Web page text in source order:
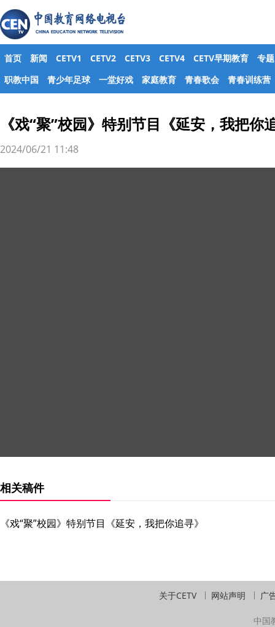
首页 新闻 CETV1 CETV2 CETV3 CETV4 CETV早期教育
专题
职教中国
青少年足球 一堂好戏 家庭教育 青春歌会 青春训练营
《戏“聚”校园》特别节目《延安，我把你
2024/06/21 11:48
相关稿件
《戏“聚”校园》特别节目《延安，我把你追寻》
关于CETV 网站声明 广
中国